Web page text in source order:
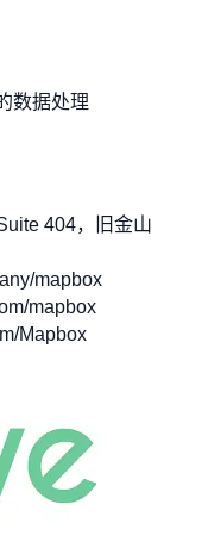
数据处理
404，旧金山
mapbox
mapbox
Mapbox